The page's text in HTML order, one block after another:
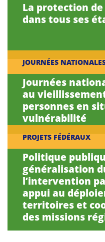
La protection de
dans tous ses
JOURNÉES
Journées
au
personnes en
vulnérabilité
PROJETS FÉDÉRAUX
Politique
généralisation
l’intervention
appui au
territoires et
des missions